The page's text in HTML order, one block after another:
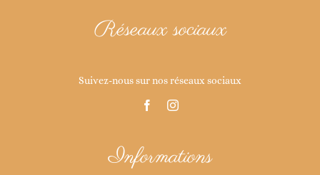
Réseaux sociaux
Suivez-nous sur nos réseaux sociaux
Informations